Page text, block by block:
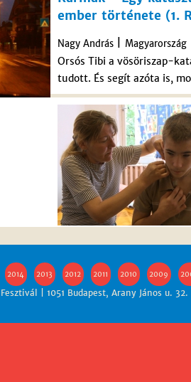
ember története (1.
Nagy András Magyarország
Orsós Tibi a vösöriszap-
tudott. És segít azóta is,
2014 2013 2012 2011 2010 2009
| 1051 Budapest, Arany János u.